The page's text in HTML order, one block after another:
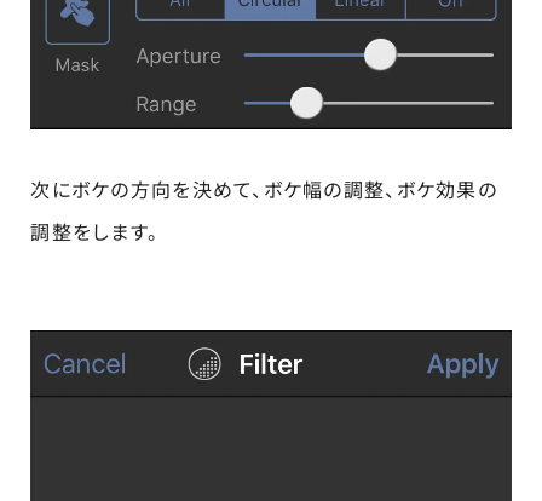
次にボケの方向を決めて、ボケ幅の調整、ボケ効果の
調整をします。